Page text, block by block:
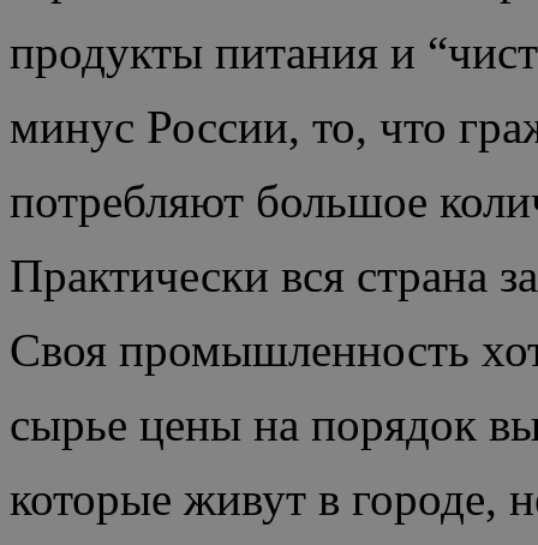
продукты питания и
минус России, то, что
потребляют большое
Практически вся страна
Своя промышленность
сырье цены на порядок
которые живут в городе,